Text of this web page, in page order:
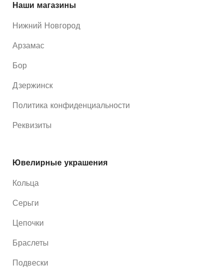
Наши магазины
Нижний Новгород
Арзамас
Бор
Дзержинск
Политика конфиденциальности
Реквизиты
Ювелирные украшения
Кольца
Серьги
Цепочки
Браслеты
Подвески